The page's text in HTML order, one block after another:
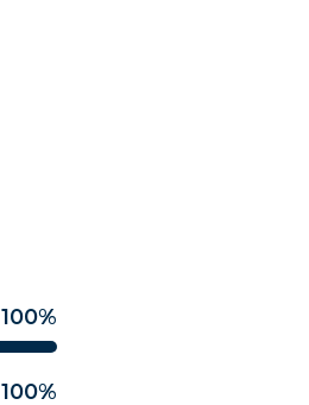
100%
100%